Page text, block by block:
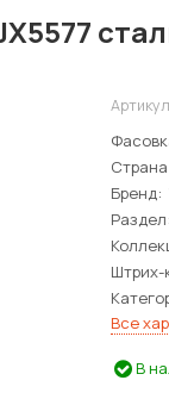
Бренд
Раздел
Штрих-
Все
В